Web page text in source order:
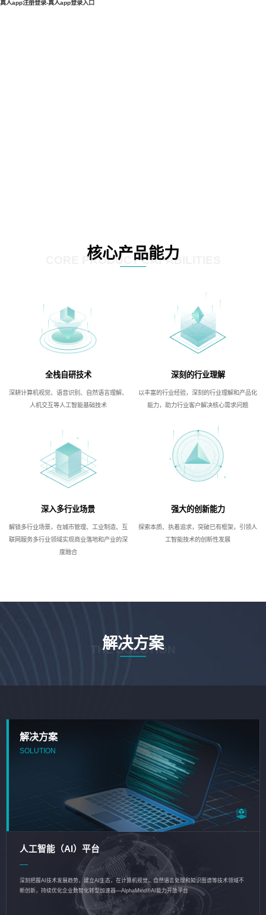
真人app注册登录-真人app登录入口
核心产品能力
CORE PRODUCT CAPABILITIES
全栈自研技术
深耕计算机视觉、语音识别、自然语言理解、
人机交互等人工智能基础技术
深刻的行业理解
以丰富的行业经验，深刻的行业理解和产品化
能力，助力行业客户解决核心需求问题
深入多行业场景
解锁多行业场景，在城市管理、工业制造、互
联网服务多行业领域实现商业落地和产业的深
度融合
强大的创新能力
探索本质、执着追求，突破已有框架，引领人
工智能技术的创新性发展
解决方案
THE SOLUTION
解决方案
SOLUTION
人工智能（AI）平台
深刻把握AI技术发展趋势，建立AI生态，在计算机视觉、自然语言处理和知识图谱等技术领域不
断创新，持续优化企业数智化转型加速器—AlphaMind®AI能力开放平台